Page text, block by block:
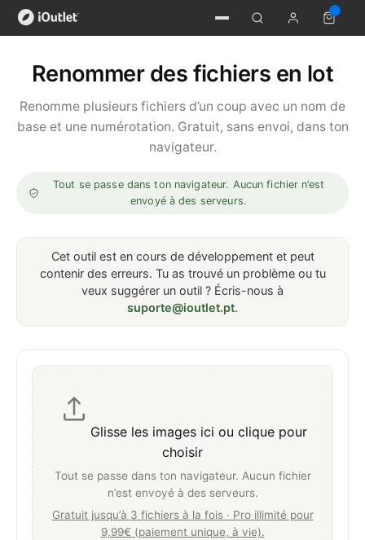
Renommer des fichiers en lot
Renomme plusieurs fichiers d’un coup avec un nom de
base et une numérotation. Gratuit, sans envoi, dans ton
navigateur.
Tout se passe dans ton navigateur. Aucun fichier n’est
envoyé à des serveurs.
Cet outil est en cours de développement et peut
contenir des erreurs. Tu as trouvé un problème ou tu
veux suggérer un outil ? Écris-nous à
suporte@ioutlet.pt.
Glisse les images ici ou clique pour
choisir
Tout se passe dans ton navigateur. Aucun fichier
n’est envoyé à des serveurs.
Gratuit jusqu’à 3 fichiers à la fois · Pro illimité pour
9,99€ (paiement unique, à vie).